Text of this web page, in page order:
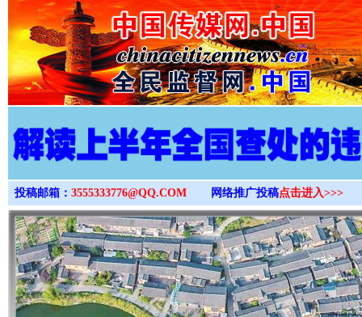
>
投稿邮箱： 3555333776@QQ.COM 网络推广投稿点击进入>>>